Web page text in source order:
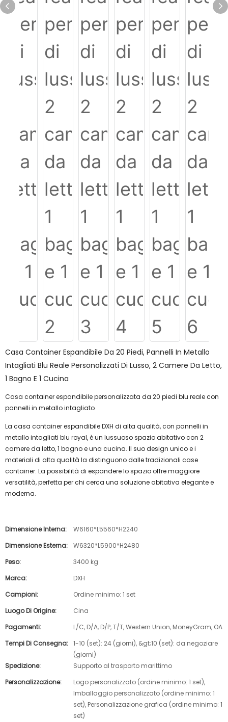
Casa Container Espandibile Da 20 Piedi, Pannelli In Metallo
Intagliati Blu Reale Personalizzati Di Lusso, 2 Camere Da Letto,
1 Bagno E 1 Cucina
Casa container espandibile personalizzata da 20 piedi blu reale con
pannelli in metallo intagliato
La casa container espandibile DXH di alta qualità, con pannelli in
metallo intagliati blu royal, è un lussuoso spazio abitativo con 2
camere da letto, 1 bagno e una cucina. Il suo design unico e i
materiali di alta qualità la distinguono dalle tradizionali case
container. La possibilità di espandere lo spazio offre maggiore
versatilità, perfetta per chi cerca una soluzione abitativa elegante e
moderna.
Dimensione Interna:
W6160*L5560*H2240
Dimensione Esterna:
W6320*L5900*H2480
Peso:
3400 kg
Marca:
DXH
Campioni:
Ordine minimo: 1 set
Luogo Di Origine:
Cina
Pagamenti:
L/C, D/A, D/P, T/T, Western Union, MoneyGram, OA
Tempi Di Consegna: 1-10 (set): 24 (giorni), &gt;10 (set): da negoziare
(giorni)
Spedizione:
Supporto al trasporto marittimo
Personalizzazione:
Logo personalizzato (ordine minimo: 1 set),
Imballaggio personalizzato (ordine minimo: 1
set), Personalizzazione grafica (ordine minimo: 1
set)